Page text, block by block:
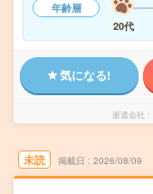
年齢層
20代
気になる!
派遣会社
未読 掲載日 2026/08/09